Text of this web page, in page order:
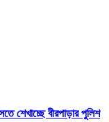
শেখাচ্ছে বীরপাড়ার পুলিশ